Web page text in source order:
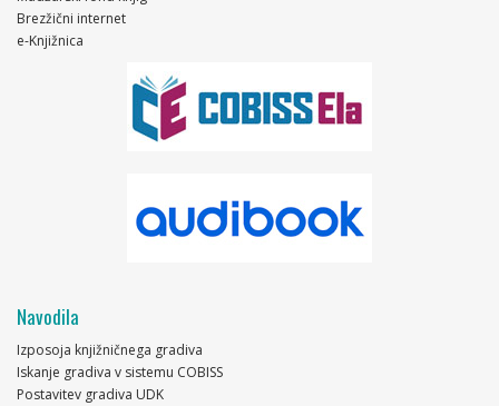
Brezžični internet
e-Knjižnica
Navodila
Izposoja knjižničnega gradiva
Iskanje gradiva v sistemu COBISS
Postavitev gradiva UDK